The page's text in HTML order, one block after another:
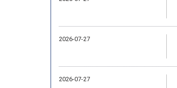
2026-07-27
2026-07-27